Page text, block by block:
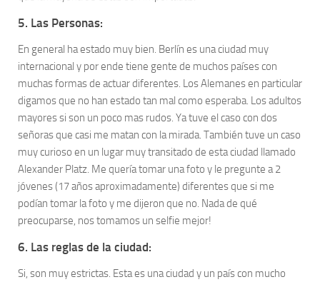
5. Las Personas:
En general ha estado muy bien. Berlín es una ciudad muy
internacional y por ende tiene gente de muchos países con
muchas formas de actuar diferentes. Los Alemanes en particular
digamos que no han estado tan mal como esperaba. Los adultos
mayores si son un poco mas rudos. Ya tuve el caso con dos
señoras que casi me matan con la mirada. También tuve un caso
muy curioso en un lugar muy transitado de esta ciudad llamado
Alexander Platz. Me quería tomar una foto y le pregunte a 2
jóvenes (17 años aproximadamente) diferentes que si me
podían tomar la foto y me dijeron que no. Nada de qué
preocuparse, nos tomamos un selfie mejor!
6. Las reglas de la ciudad:
Si, son muy estrictas. Esta es una ciudad y un país con mucho